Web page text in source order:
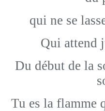
qui ne se
Qui attend
Du début de la
Tu es la flamme